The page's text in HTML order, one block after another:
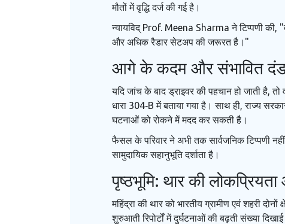
मौतों में वृद्धि दर्ज की गई है।
न्यायविद् Prof. Meena Sharma ने टिप्पणी की,
और अधिक रैडार सेटअप की जरूरत है।"
आगे के कदम और संभावित
यदि जांच के बाद ड्राइवर की पहचान हो जाती है,
धारा 304‑B में बताया गया है। साथ ही, राज्य
घटनाओं को रोकने में मदद कर सकती है।
फैसल के परिवार ने अभी तक सार्वजनिक टिप्पणी
सामुदायिक सहानुभूति दर्शाता है।
पृष्ठभूमि: थार की
महिंद्रा की थार को भारतीय ग्रामीण एवं शहरी
शुरुआती रिपोर्टों में दुर्घटनाओं की बढ़ती संख्या